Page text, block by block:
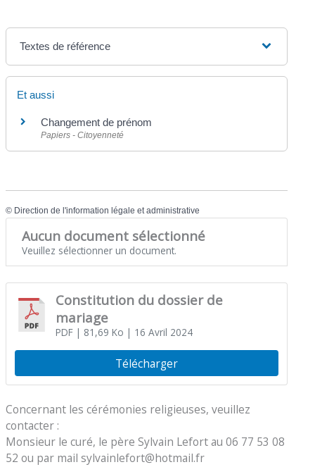
Textes de référence
Et aussi
Changement de prénom
Papiers - Citoyenneté
© Direction de l'information légale et administrative
Aucun document sélectionné
Veuillez sélectionner un document.
Constitution du dossier de
mariage
PDF| 81,69 Ko | 16 Avril 2024
Télécharger
Concernant les cérémonies religieuses, veuillez
contacter :
Monsieur le curé, le père Sylvain Lefort au 06 77 53 08
52 ou par mail sylvainlefort@hotmail.fr